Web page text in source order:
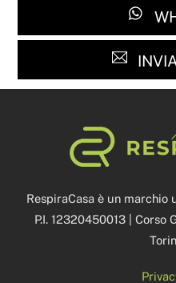
RespiraCasa è un marchio
P.I. 12320450013 | Corso